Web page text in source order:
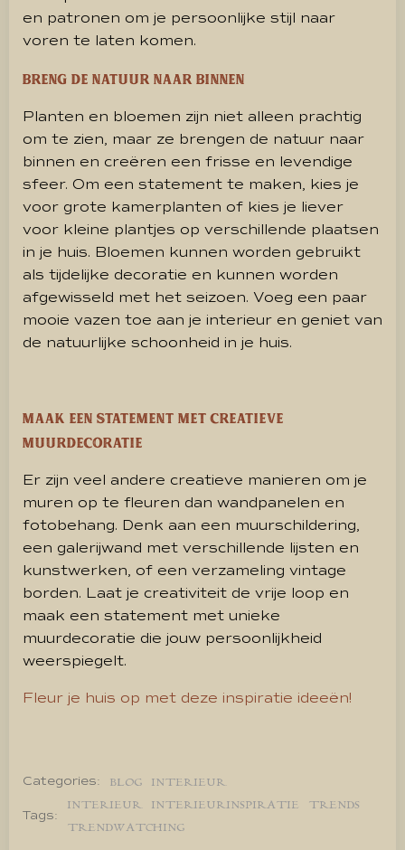
en patronen om je persoonlijke stijl naar
voren te laten komen.
Breng de natuur naar binnen
Planten en bloemen zijn niet alleen prachtig
om te zien, maar ze brengen de natuur naar
binnen en creëren een frisse en levendige
sfeer. Om een statement te maken, kies je
voor grote kamerplanten of kies je liever
voor kleine plantjes op verschillende plaatsen
in je huis. Bloemen kunnen worden gebruikt
als tijdelijke decoratie en kunnen worden
afgewisseld met het seizoen. Voeg een paar
mooie vazen toe aan je interieur en geniet van
de natuurlijke schoonheid in je huis.
Maak een statement met creatieve
muurdecoratie
Er zijn veel andere creatieve manieren om je
muren op te fleuren dan wandpanelen en
fotobehang. Denk aan een muurschildering,
een galerijwand met verschillende lijsten en
kunstwerken, of een verzameling vintage
borden. Laat je creativiteit de vrije loop en
maak een statement met unieke
muurdecoratie die jouw persoonlijkheid
weerspiegelt.
Fleur je huis op met deze inspiratie ideeën!
Categories: BLOG INTERIEUR
Tags:
INTERIEUR INTERIEURINSPIRATIE
TRENDS
TRENDWATCHING